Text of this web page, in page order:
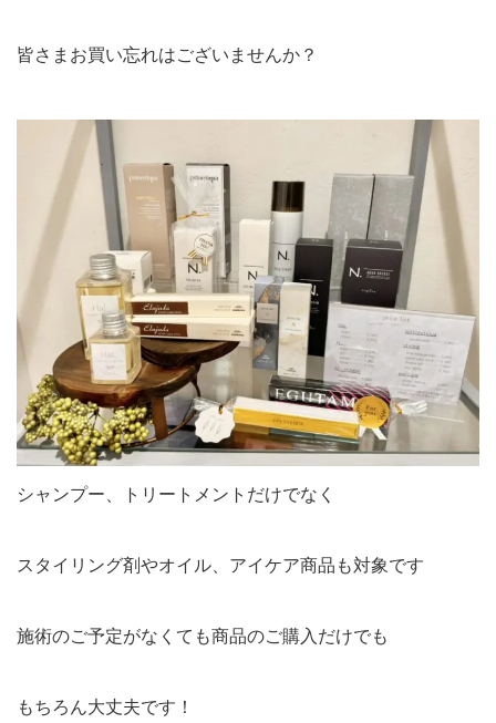
皆さまお買い忘れはございませんか？
シャンプー、トリートメントだけでなく
スタイリング剤やオイル、アイケア商品も対象です
施術のご予定がなくても商品のご購入だけでも
もちろん大丈夫です！